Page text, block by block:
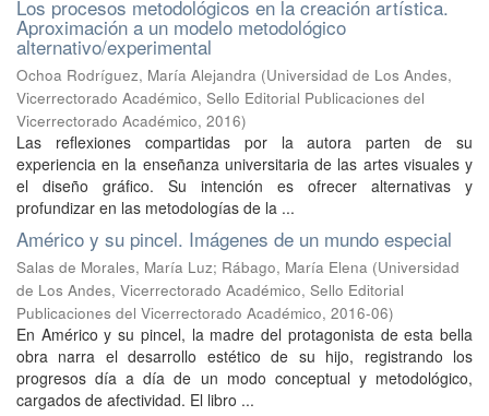
Los procesos metodológicos en la creación artística.
Aproximación a un modelo metodológico
alternativo/experimental
Ochoa Rodríguez, María Alejandra (Universidad de Los Andes,
Vicerrectorado Académico, Sello Editorial Publicaciones del
Vicerrectorado Académico, 2016)
Las reflexiones compartidas por la autora parten de su
experiencia en la enseñanza universitaria de las artes visuales y
el diseño gráfico. Su intención es ofrecer alternativas y
profundizar en las metodologías de la ...
Américo y su pincel. Imágenes de un mundo especial
Salas de Morales, María Luz; Rábago, María Elena (Universidad
de Los Andes, Vicerrectorado Académico, Sello Editorial
Publicaciones del Vicerrectorado Académico, 2016-06)
En Américo y su pincel, la madre del protagonista de esta bella
obra narra el desarrollo estético de su hijo, registrando los
progresos día a día de un modo conceptual y metodológico,
cargados de afectividad. El libro ...